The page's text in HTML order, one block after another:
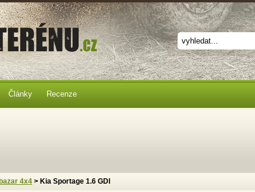
Články Recenze
4x4 > Kia Sportage 1.6 GDI